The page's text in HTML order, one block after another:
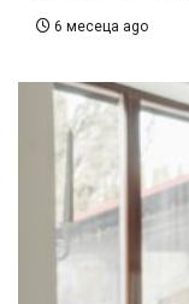
6 месеца ago